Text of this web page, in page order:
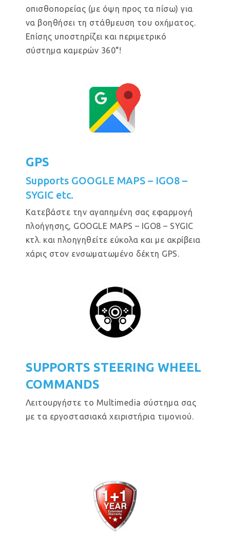
οπισθοπορείας (με όψη προς τα πίσω) για
να βοηθήσει τη στάθμευση του οχήματος.
Επίσης υποστηρίζει και περιμετρικό
σύστημα καμερών 360°!
GPS
Supports GOOGLE MAPS – IGO8 –
SYGIC etc.
Κατεβάστε την αγαπημένη σας εφαρμογή
πλοήγησης, GOOGLE MAPS – IGO8 – SYGIC
κτλ. και πλοηγηθείτε εύκολα και με ακρίβεια
χάρις στον ενσωματωμένο δέκτη GPS.
SUPPORTS STEERING WHEEL
COMMANDS
Λειτουργήστε το Multimedia σύστημα σας
με τα εργοστασιακά χειριστήρια τιμονιού.